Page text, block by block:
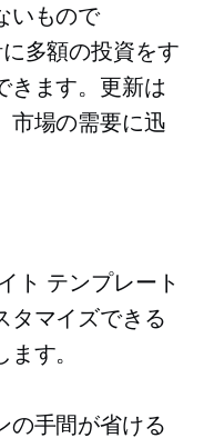
いもので
多額の投資をす
きます。更新は
市場の需要に迅
ト テンプレート
タマイズできる
す。
の手間が省ける